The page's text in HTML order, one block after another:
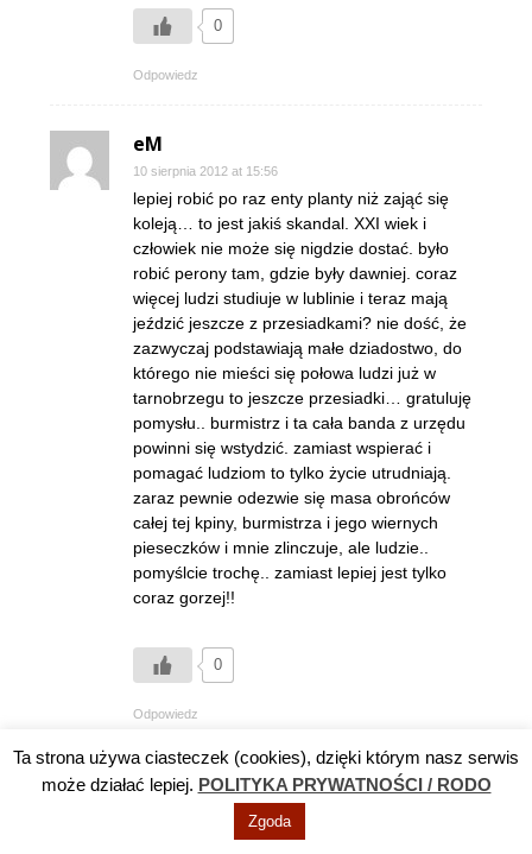
0
Odpowiedz
eM
10 sierpnia 2012 at 15:56
lepiej robić po raz enty planty niż zająć się
koleją… to jest jakiś skandal. XXI wiek i
człowiek nie może się nigdzie dostać. było
robić perony tam, gdzie były dawniej. coraz
więcej ludzi studiuje w lublinie i teraz mają
jeździć jeszcze z przesiadkami? nie dość, że
zazwyczaj podstawiają małe dziadostwo, do
którego nie mieści się połowa ludzi już w
tarnobrzegu to jeszcze przesiadki… gratuluję
pomysłu.. burmistrz i ta cała banda z urzędu
powinni się wstydzić. zamiast wspierać i
pomagać ludziom to tylko życie utrudniają.
zaraz pewnie odezwie się masa obrońców
całej tej kpiny, burmistrza i jego wiernych
pieseczków i mnie zlinczuje, ale ludzie..
pomyślcie trochę.. zamiast lepiej jest tylko
coraz gorzej!!
0
Odpowiedz
Gosc
Mnie jest lepiej ,jak ci gorzej to skundlaj z stad
Ta strona używa ciasteczek (cookies), dzięki którym nasz serwis
może działać lepiej. POLITYKA PRYWATNOŚCI / RODO
Zgoda